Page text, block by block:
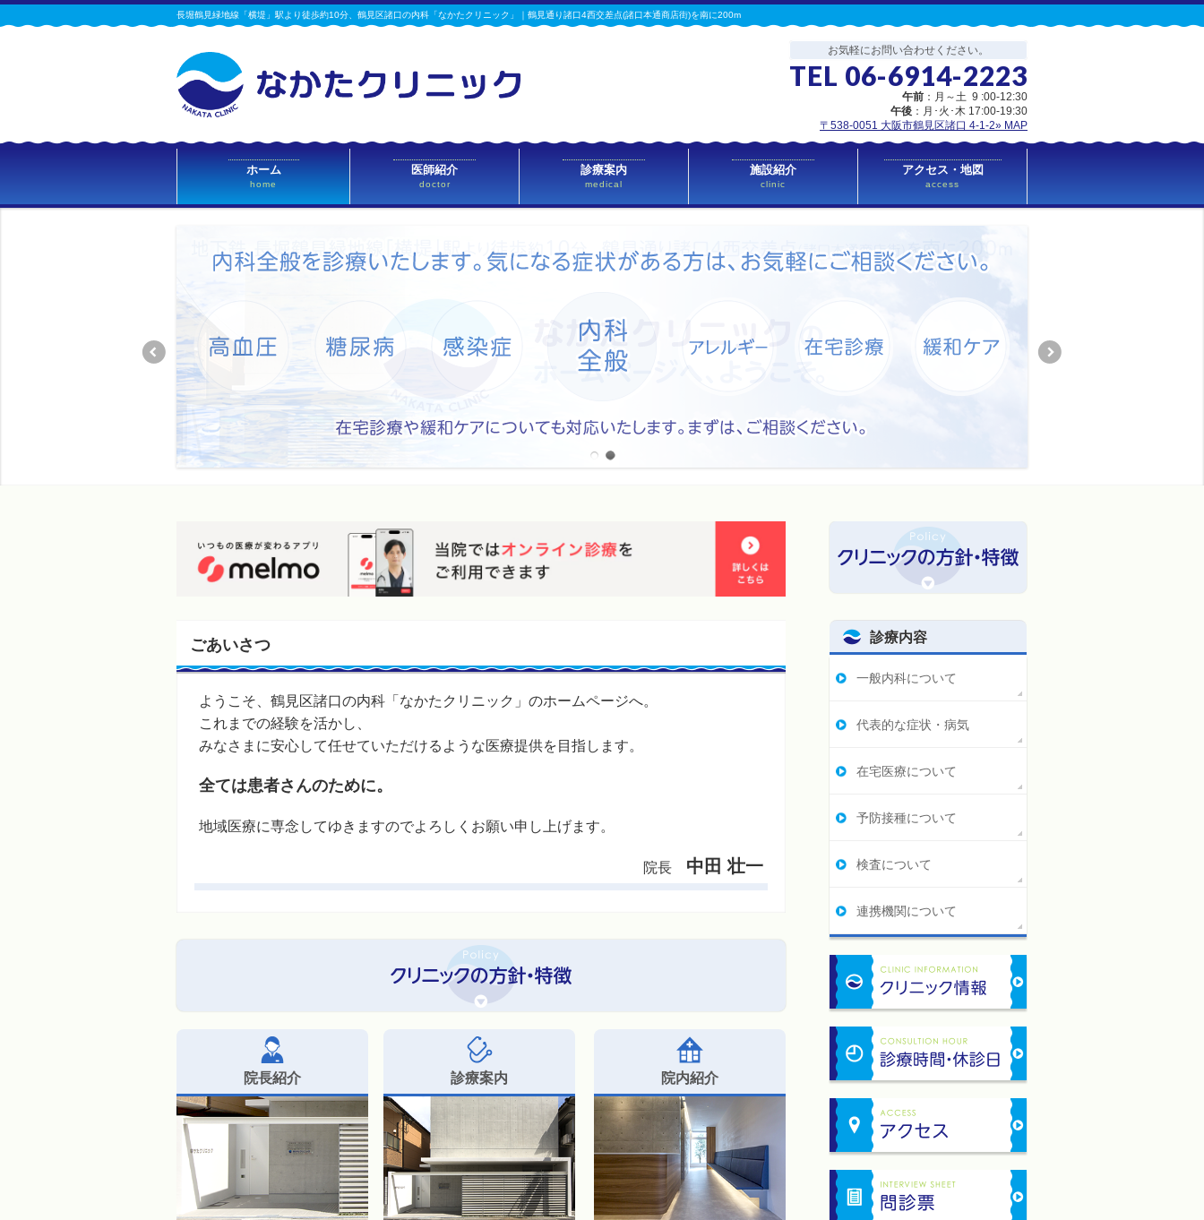
長堀鶴見緑地線「横堤」駅より徒歩約10分、鶴見区諸口の内科「なかたクリニック」｜鶴見通り諸口4西交差点(諸口本通商店街)を南に200m
お気軽にお問い合わせください。
TEL 06-6914-2223
午前 ：月～土 9 :00-12:30
午後 ：月･火･木 17:00-19:30
〒538-0051 大阪市鶴見区諸口 4-1-2» MAP
ホーム
home
医師紹介
doctor
診療案内
medical
施設紹介
clinic
アクセス・地図
access
ごあいさつ
ようこそ、鶴見区諸口の内科「なかたクリニック」のホームページへ。
これまでの経験を活かし、
みなさまに安心して任せていただけるような医療提供を目指します。
全ては患者さんのために。
地域医療に専念してゆきますのでよろしくお願い申し上げます。
院長 中田 壮一
院長紹介 診療案内 院内紹介
診療内容
一般内科について
代表的な症状・病気
在宅医療について
予防接種について
検査について
連携機関について